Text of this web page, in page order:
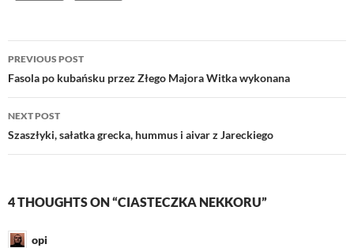
Post
navigation
PREVIOUS POST
Fasola po kubańsku przez Złego Majora Witka wykonana
NEXT POST
Szaszłyki, sałatka grecka, hummus i aivar z Jareckiego
4 THOUGHTS ON “CIASTECZKA NEKKORU”
opi